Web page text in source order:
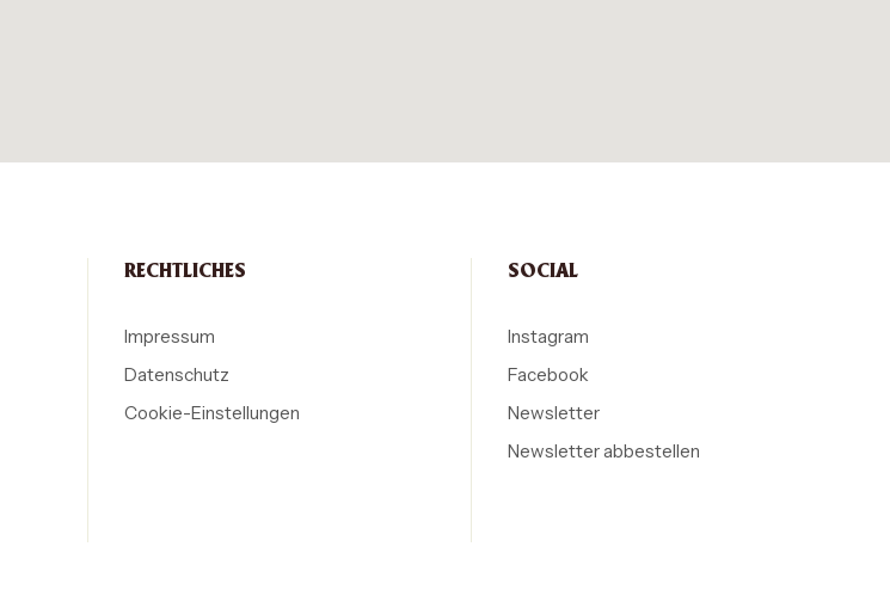
RECHTLICHES
Impressum
Datenschutz
Cookie-Einstellungen
SOCIAL
Instagram
Facebook
Newsletter
Newsletter abbestellen